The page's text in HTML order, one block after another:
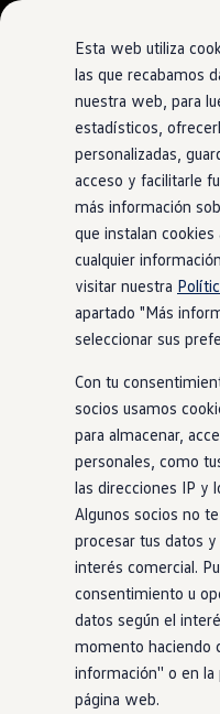
Esta web utiliza
las que recabamos
nuestra web, para
estadísticos,
personalizadas,
acceso y facilitarle
más información
que instalan
cualquier
visitar nuestra
apartado "Más
seleccionar sus
Con tu
socios usamos
para almacenar,
personales, como
las direcciones IP y
Algunos socios no
procesar tus datos
interés comercial.
consentimiento u
datos según el
momento haciendo
información'' o en la
página web.
Ir
directamente
al contenido
Ir
directamente
al pie de
página
Nueva Caddy
Nueva Caddy
Nueva Caddy
Nueva California
Configura tu
Volkswagen de
Ofertas y promociones
Vehículos de
Renueva tu
Financiación
Concursos
Movilidad Eléctrica
Vehículos
Vehículos
Clientes
Actualiza tu
Accessorios
Información útil
Viajar en
WLTP
Guía de
Servicio de
Neumáticos
Garantía
Piezas
Aceite y
Customized-
myVolkswagen
Cita taller
Conectividad
California App
Volkswagen
Mundo Camper